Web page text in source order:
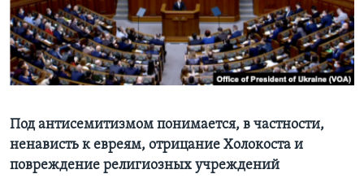
Learning English
СОЦИАЛЬНЫЕ СЕТИ
Языки
Под антисемитизмом понимается, в частности,
ненависть к евреям, отрицание Холокоста и
повреждение религиозных учреждений